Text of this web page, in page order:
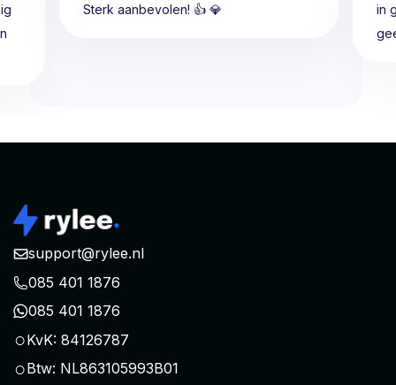
Sterk aanbevolen! 👍 💎
in
support@rylee.nl
085 401 1876
085 401 1876
○KvK: 84126787
○Btw: NL863105993B01